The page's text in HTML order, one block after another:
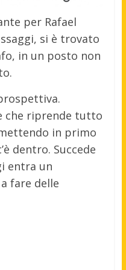
per Rafael
si è trovato
in un posto non
che riprende tutto
in primo
dentro. Succede
entra un
fare delle